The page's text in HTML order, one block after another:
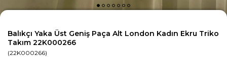
Balıkçı Yaka Üst Geniş Paça Alt London Kadın Ekru Triko
Takım 22K000266
(22K000266)